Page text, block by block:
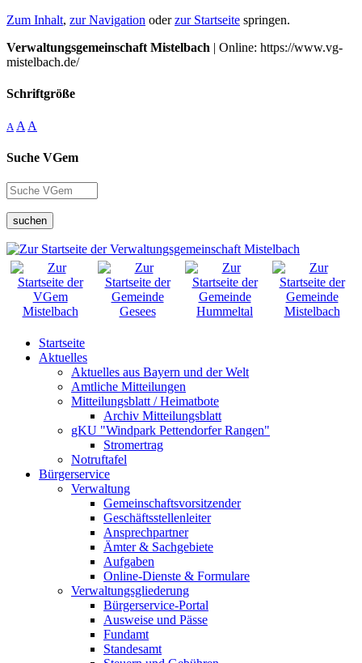
Zum Inhalt, zur Navigation oderzur Startseite springen.
Verwaltungsgemeinschaft Mistelbach | Online: https://www.vg-
mistelbach.de/
Schriftgröße
A A A
Suche VGem
suchen
Startseite
Aktuelles
Aktuelles aus Bayern und der Welt
Amtliche Mitteilungen
Mitteilungsblatt / Heimatbote
Archiv Mitteilungsblatt
gKU "Windpark Pettendorfer Rangen"
Stromertrag
Notruftafel
Bürgerservice
Verwaltung
Gemeinschaftsvorsitzender
Geschäftsstellenleiter
Ansprechpartner
Ämter & Sachgebiete
Aufgaben
Online-Dienste & Formulare
Verwaltungsgliederung
Bürgerservice-Portal
Ausweise und Pässe
Fundamt
Standesamt